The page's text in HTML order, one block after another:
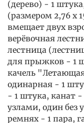
(дерево) - 1
(размером 2,76 х
вмещает двух
верёвочная
лестница
для прыжков - 1
качель
одинарная - 1
- 1 штука, канат
узлами, один без
ремнях - 1 пара,